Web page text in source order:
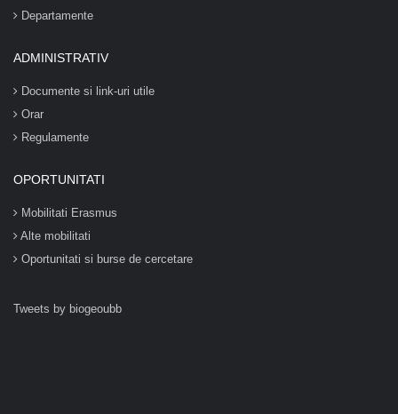
Departamente
ADMINISTRATIV
Documente si link-uri utile
Orar
Regulamente
OPORTUNITATI
Mobilitati Erasmus
Alte mobilitati
Oportunitati si burse de cercetare
Tweets by biogeoubb